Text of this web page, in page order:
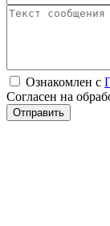
Ознакомлен с
Согласен на
Отправить